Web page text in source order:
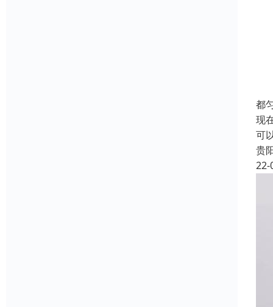
都
现
可
贵
22-